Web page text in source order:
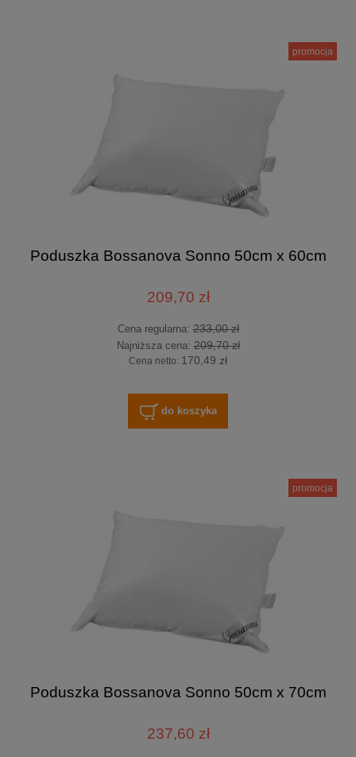
Poduszka Bossanova Sonno 50cm x 60cm
209,70 zł
Cena regularna:233,00 zł
Najniższa cena:209,70 zł
Cena netto: 170,49 zł
do koszyka
promocja
Poduszka Bossanova Sonno 50cm x 70cm
237,60 zł
promocja